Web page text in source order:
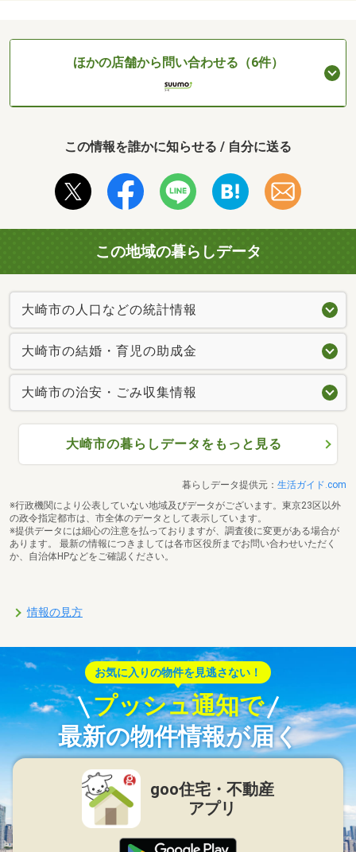
ほかの店舗から問い合わせる（6件）
この情報を誰かに知らせる / 自分に送る
この地域の暮らしデータ
大崎市の人口などの統計情報
大崎市の結婚・育児の助成金
大崎市の治安・ごみ収集情報
大崎市の暮らしデータをもっと見る
暮らしデータ提供元： 生活ガイド.com
※行政機関により公表していない地域及びデータがございます。東京23区以外
の政令指定都市は、市全体のデータとして表示しています。
※提供データには細心の注意を払っておりますが、調査後に変更がある場合が
あります。 最新の情報につきましては各市区役所までお問い合わせいただく
か、自治体HPなどをご確認ください。
情報の見方
お気に入りの物件を見逃さない！
プッシュ通知で
最新の物件情報が届く
goo住宅・不動産
アプリ